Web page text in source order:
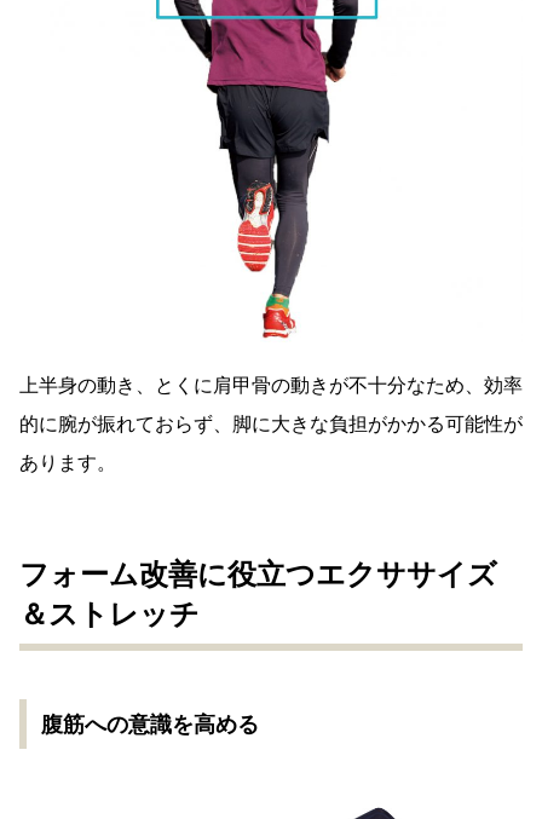
上半身の動き、とくに肩甲骨の動きが不十分なため、効率
的に腕が振れておらず、脚に大きな負担がかかる可能性が
あります。
フォーム改善に役立つエクササイズ
＆ストレッチ
腹筋への意識を高める